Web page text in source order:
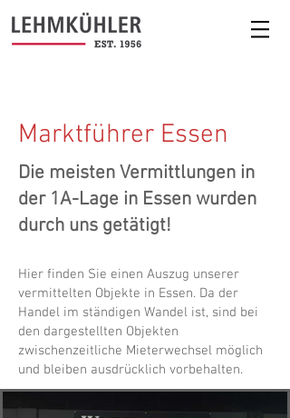
Marktführer Essen
Die meisten Vermittlungen in
der 1A-Lage in Essen wurden
durch uns getätigt!
Hier finden Sie einen Auszug unserer
vermittelten Objekte in Essen. Da der
Handel im ständigen Wandel ist, sind bei
den dargestellten Objekten
zwischenzeitliche Mieterwechsel möglich
und bleiben ausdrücklich vorbehalten.